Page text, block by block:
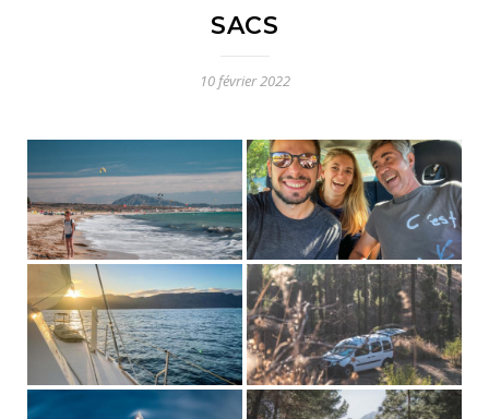
SACS
10 février 2022